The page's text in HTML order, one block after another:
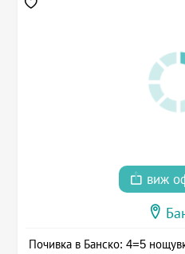
виж
Почивка в Банско: 4=5